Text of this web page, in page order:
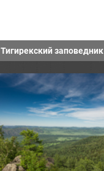
Тигирекский заповедник